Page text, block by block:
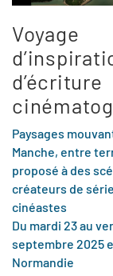
Voyage
d’écriture
Paysages
Manche, entre
proposé à des
créateurs de
cinéastes
Du mardi 23 au
septembre 2025
Normandie